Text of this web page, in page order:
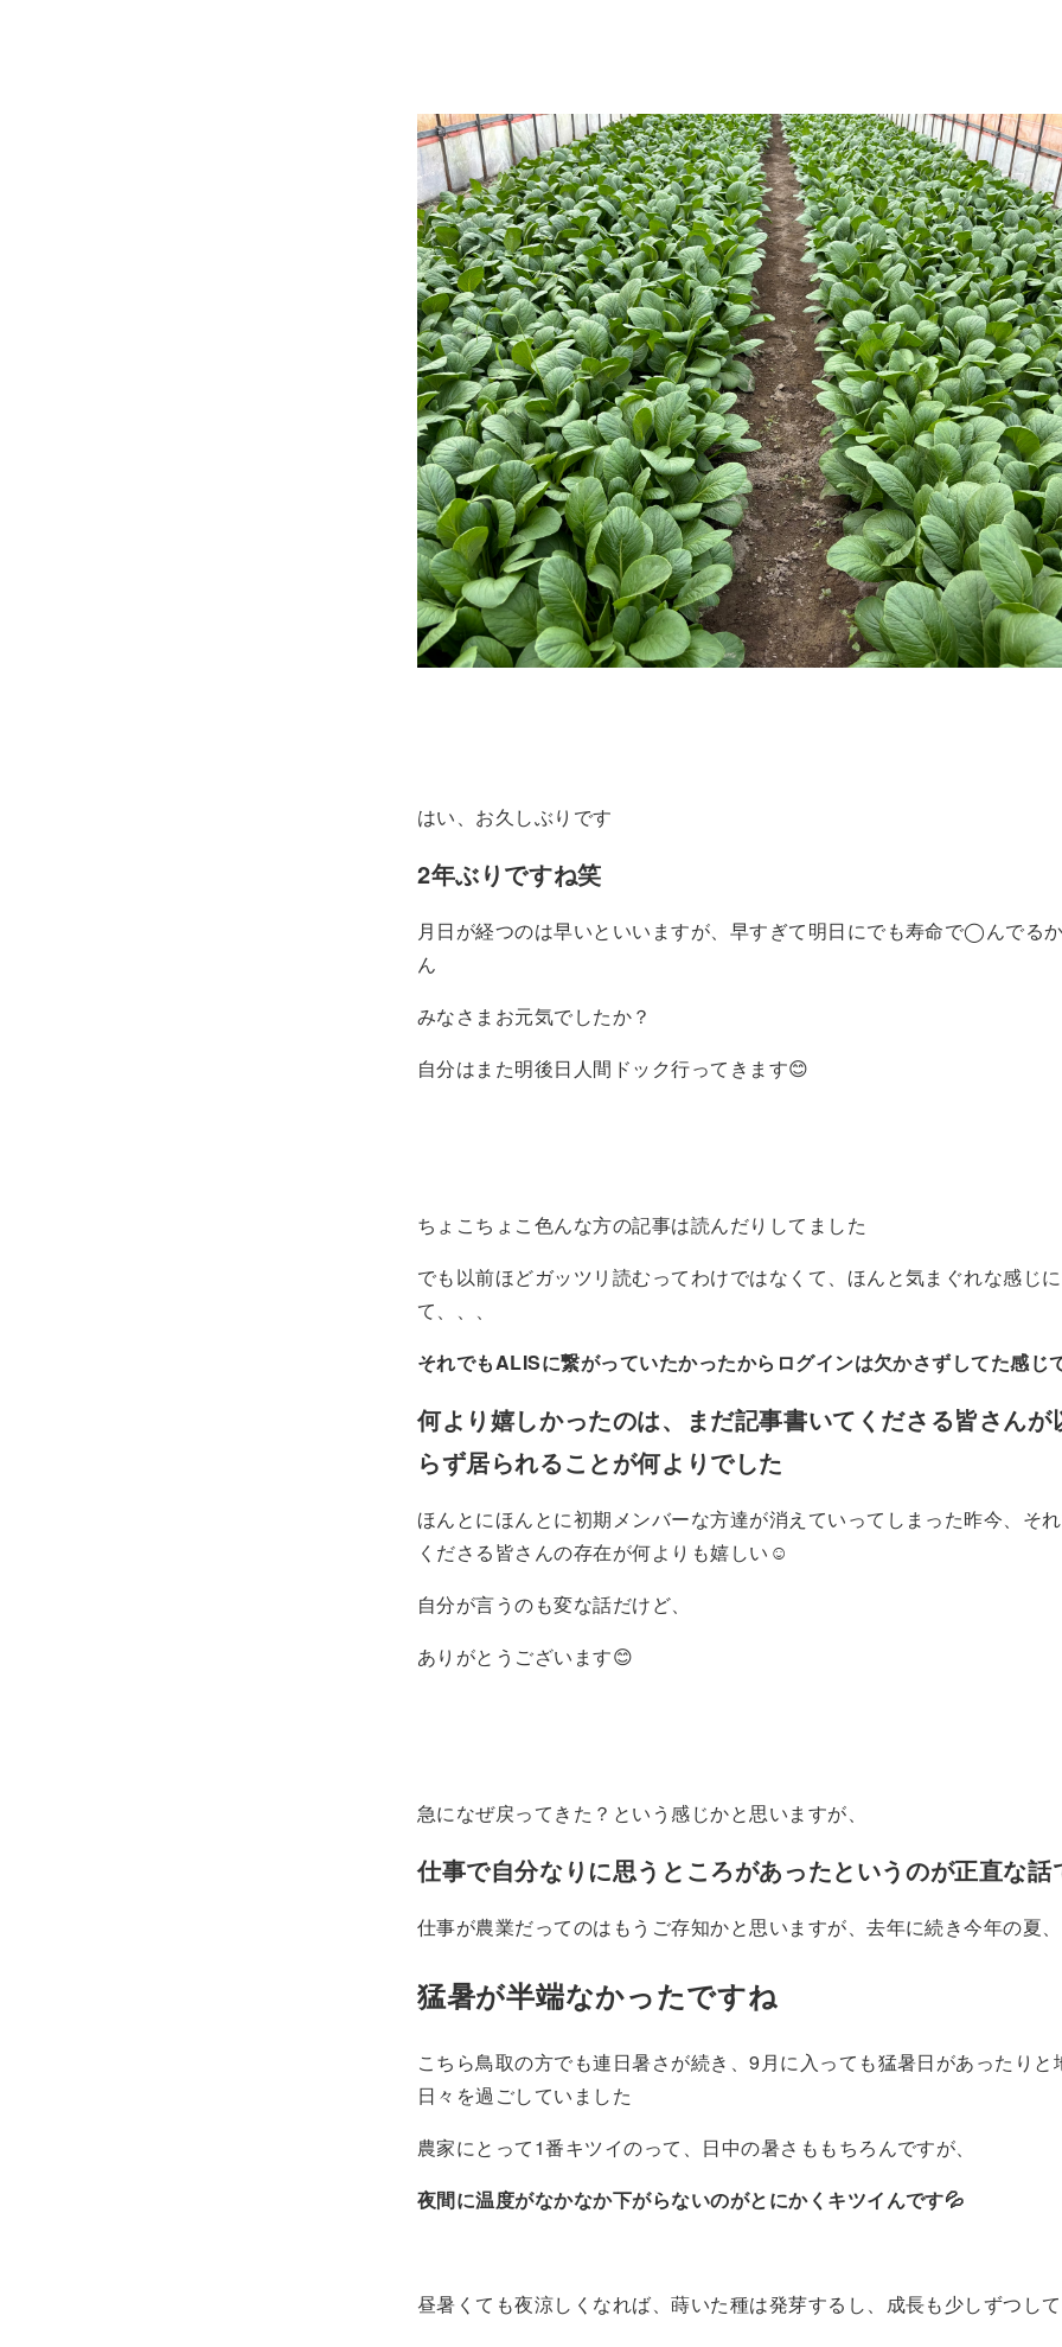
はい、お久しぶりです
2年ぶりですね笑
月日が経つのは早いといいますが、早すぎて明日にでも寿命で◯んでる
ん
みなさまお元気でしたか？
自分はまた明後日人間ドック行ってきます😊
ちょこちょこ色んな方の記事は読んだりしてました
でも以前ほどガッツリ読むってわけではなくて、ほんと気まぐれな感じ
て、、、
それでもALISに繋がっていたかったからログインは欠かさずしてた感じ
何より嬉しかったのは、まだ記事書いてくださる皆さんが
らず居られることが何よりでした
ほんとにほんとに初期メンバーな方達が消えていってしまった昨今、そ
くださる皆さんの存在が何よりも嬉しい☺️
自分が言うのも変な話だけど、
ありがとうございます😊
急になぜ戻ってきた？という感じかと思いますが、
仕事で自分なりに思うところがあったというのが正直な話
仕事が農業だってのはもうご存知かと思いますが、去年に続き今年の夏、
猛暑が半端なかったですね
こちら鳥取の方でも連日暑さが続き、9月に入っても猛暑日があったりと
日々を過ごしていました
農家にとって1番キツイのって、日中の暑さももちろんですが、
夜間に温度がなかなか下がらないのがとにかくキツイんです💦
昼暑くても夜涼しくなれば、蒔いた種は発芽するし、成長も少しずつし